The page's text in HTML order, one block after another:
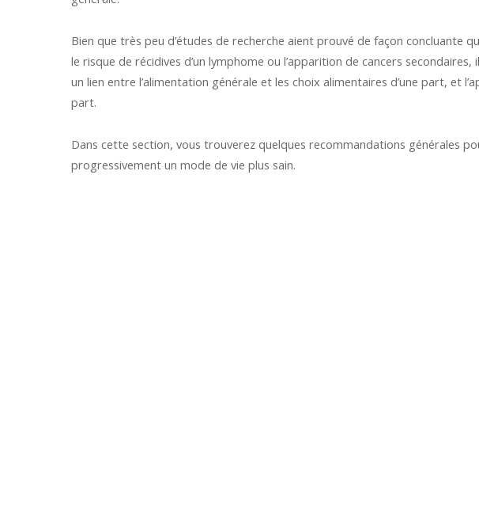
Bien que très peu d’études de recherche aient prouvé de façon concluante
le risque de récidives d’un lymphome ou l’apparition de cancers
un lien entre l’alimentation générale et les choix alimentaires d’une part, et
part.
Dans cette section, vous trouverez quelques recommandations générales
progressivement un mode de vie plus sain.